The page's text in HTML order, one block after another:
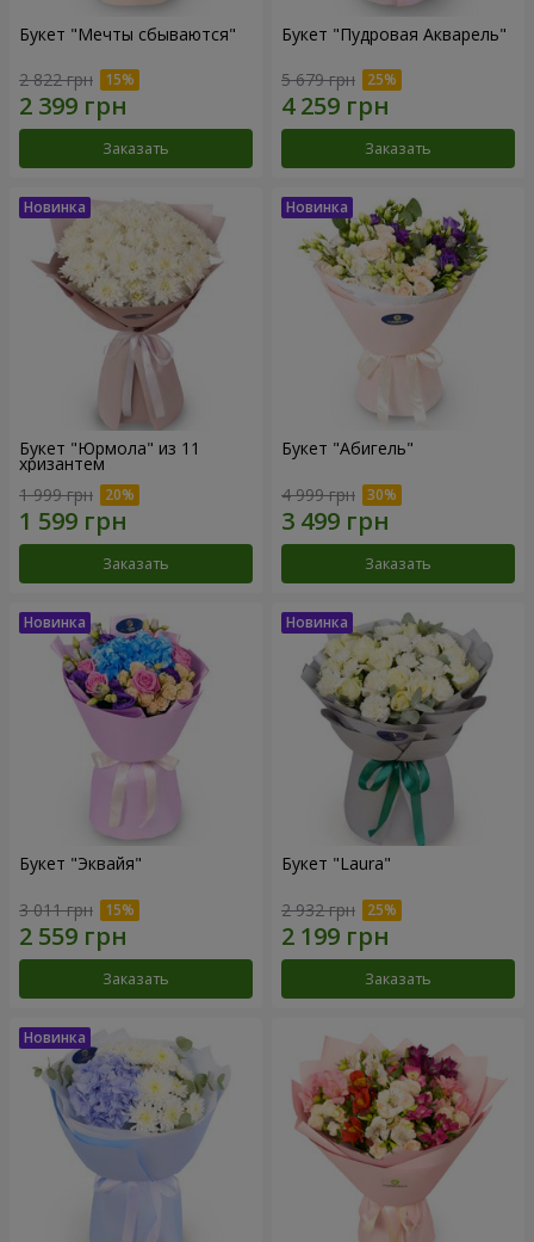
Букет "Мечты сбываются"
2 822 грн
Заказать
Букет "Пудровая Акварель"
5 679 грн
Заказать
Букет "Юрмола" из 11
хризантем
1 999 грн
Заказать
Букет "Абигель"
4 999 грн
Заказать
Букет "Эквайя"
3 011 грн
Заказать
Букет "Laura"
2 932 грн
Заказать